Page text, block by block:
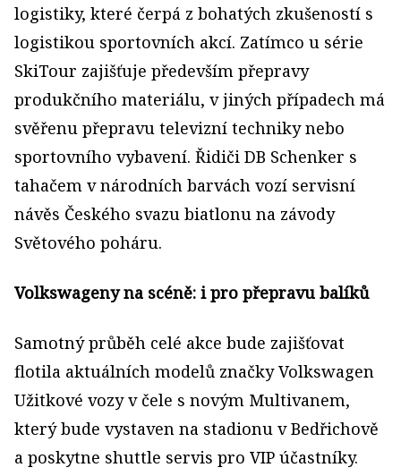
logistiky, které čerpá z bohatých zkušeností s
logistikou sportovních akcí. Zatímco u série
SkiTour zajišťuje především přepravy
produkčního materiálu, v jiných případech má
svěřenu přepravu televizní techniky nebo
sportovního vybavení. Řidiči DB Schenker s
tahačem v národních barvách vozí servisní
návěs Českého svazu biatlonu na závody
Světového poháru.
Volkswageny na scéně: i pro přepravu balíků
Samotný průběh celé akce bude zajišťovat
flotila aktuálních modelů značky Volkswagen
Užitkové vozy v čele s novým Multivanem,
který bude vystaven na stadionu v Bedřichově
a poskytne shuttle servis pro VIP účastníky.